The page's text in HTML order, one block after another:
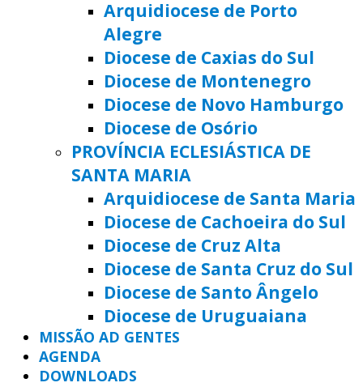
Arquidiocese de Porto
Alegre
Diocese de Caxias do Sul
Diocese de Montenegro
Diocese de Novo Hamburgo
Diocese de Osório
PROVÍNCIA ECLESIÁSTICA DE
SANTA MARIA
Arquidiocese de Santa Maria
Diocese de Cachoeira do Sul
Diocese de Cruz Alta
Diocese de Santa Cruz do Sul
Diocese de Santo Ângelo
Diocese de Uruguaiana
MISSÃO AD GENTES
AGENDA
DOWNLOADS